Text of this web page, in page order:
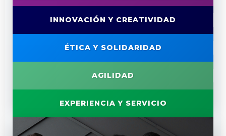
INNOVACIÓN Y CREATIVIDAD
ÉTICA Y SOLIDARIDAD
AGILIDAD
EXPERIENCIA Y SERVICIO